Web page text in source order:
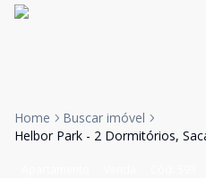
Home
Buscar imóvel
Helbor Park - 2 Dormitórios,